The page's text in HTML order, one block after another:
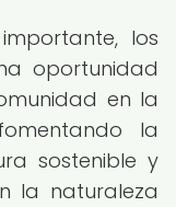
los
oportunidad
en la
la
sostenible y
la naturaleza